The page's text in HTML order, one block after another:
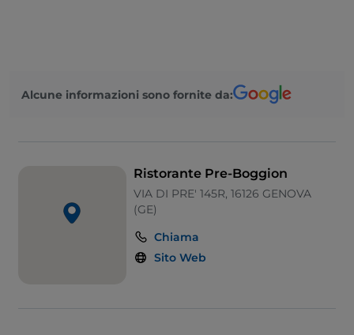
Wi-Fi
Alcune informazioni sono fornite da:
Ristorante Pre-Boggion
VIA DI PRE' 145R, 16126 GENOVA
(GE)
Chiama
Sito Web